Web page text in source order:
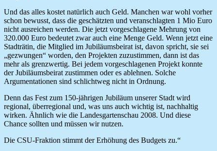
Und das alles kostet natürlich auch Geld. Manchen war wohl vorher
schon bewusst, dass die geschätzten und veranschlagten 1 Mio Euro
nicht ausreichen werden. Die jetzt vorgeschlagene Mehrung von
320.000 Euro bedeutet zwar auch eine Menge Geld. Wenn jetzt eine
Stadträtin, die Mitglied im Jubiläumsbeirat ist, davon spricht, sie sei
„gezwungen“ worden, den Projekten zuzustimmen, dann ist das
mehr als grenzwertig. Bei jedem vorgeschlagenen Projekt konnte
der Jubiläumsbeirat zustimmen oder es ablehnen. Solche
Argumentationen sind schlichtweg nicht in Ordnung.
Denn das Fest zum 150-jährigen Jubiläum unserer Stadt wird
regional, überregional und, was uns auch wichtig ist, nachhaltig
wirken. Ähnlich wie die Landesgartenschau 2008. Und diese
Chance sollten und müssen wir nutzen.
Die CSU-Fraktion stimmt der Erhöhung des Budgets zu.“